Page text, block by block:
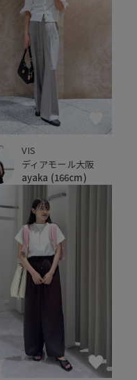
VIS
ディアモール大阪
ayaka (166cm)